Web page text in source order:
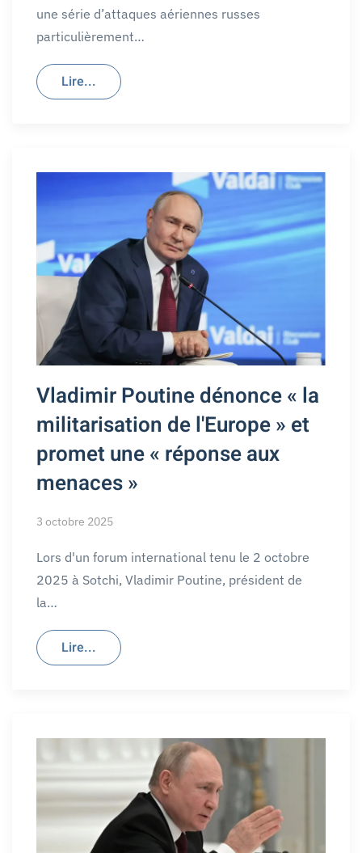
une série d’attaques aériennes russes
particulièrement…
Lire...
Vladimir Poutine dénonce « la
militarisation de l'Europe » et
promet une « réponse aux
menaces »
3 octobre 2025
Lors d'un forum international tenu le 2 octobre
2025 à Sotchi, Vladimir Poutine, président de
la…
Lire...